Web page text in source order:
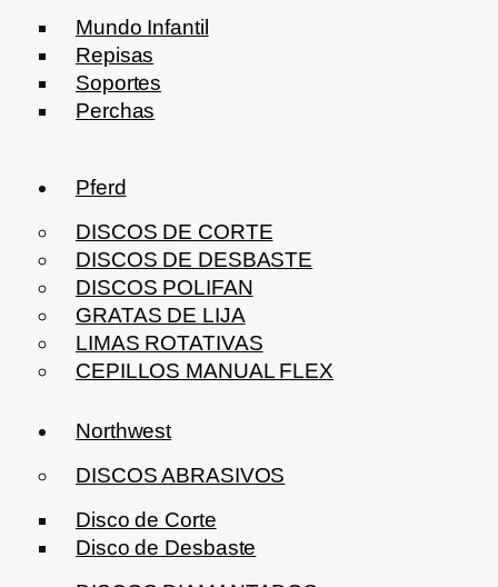
Mundo Infantil
Repisas
Soportes
Perchas
Pferd
DISCOS DE CORTE
DISCOS DE DESBASTE
DISCOS POLIFAN
GRATAS DE LIJA
LIMAS ROTATIVAS
CEPILLOS MANUAL FLEX
Northwest
DISCOS ABRASIVOS
Disco de Corte
Disco de Desbaste